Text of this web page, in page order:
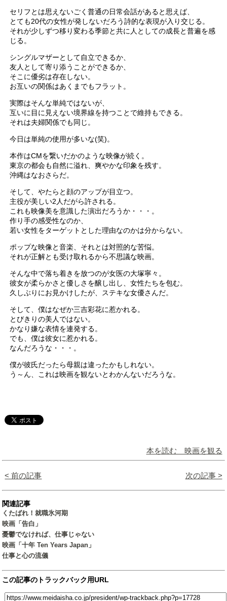
セリフとは思えないごく普通の日常会話があると思えば、
とても20代の女性が発しないだろう詩的な表現が入り交じる。
それが少しずつ移り変わる季節と共に人としての成長と普遍を感
じる。
シングルマザーとして自立できるか、
友人として寄り添うことができるか、
そこに優劣は存在しない。
お互いの関係はあくまでもフラット。
実際はそんな単純ではないが、
互いに目に見えない境界線を持つことで維持もできる。
それは夫婦関係でも同じ。
今日は単純の使用が多いな(笑)。
本作はCMを繋いだかのような映像が続く。
東京の都会も自然に溢れ、爽やかな印象を残す。
沖縄はなおさらだ。
そして、やたらと顔のアップが目立つ。
主役が美しい2人だがら許される。
これも映像美を意識した演出だろうか・・・。
作り手の感受性なのか、
若い女性をターゲットとした理由なのかは分からない。
ポップな映像と音楽、それとは対照的な苦悩。
それが正解とも受け取れるから不思議な映画。
そんな中で落ち着きを放つのが女医の大塚寧々。
彼女が柔らかさと優しさを醸し出し、女性たちを包む。
久しぶりにお見かけしたが、ステキな女優さんだ。
そして、僕はなぜか三吉彩花に惹かれる。
とびきりの美人ではない。
かなり嫌な表情を連発する。
でも、僕は彼女に惹かれる。
なんだろうな・・・。
僕が彼氏だったら母親は違ったかもしれない。
う～ん、これは映画を観ないとわかんないだろうな。
本を読む 映画を観る
< 前の記事 次の記事 >
関連記事
くたばれ！就職氷河期
映画「告白」
憂鬱でなければ、仕事じゃない
映画「十年 Ten Years Japan」
仕事と心の流儀
この記事のトラックバック用URL